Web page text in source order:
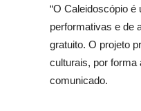
“O Caleidoscópio
performativas e de
gratuito. O projeto
culturais, por forma
comunicado.